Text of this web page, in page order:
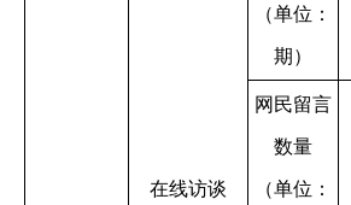
在线访谈
（单位：
期）
网民留言
数量
（单位：